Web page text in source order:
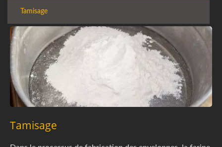
Tamisage
Tamisage